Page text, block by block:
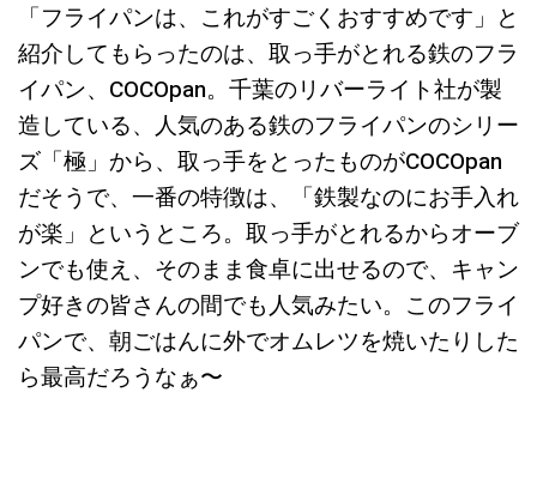
「フライパンは、これがすごくおすすめです」と
紹介してもらったのは、取っ手がとれる鉄のフラ
イパン、COCOpan。千葉のリバーライト社が製
造している、人気のある鉄のフライパンのシリー
ズ「極」から、取っ手をとったものがCOCOpan
だそうで、一番の特徴は、「鉄製なのにお手入れ
が楽」というところ。取っ手がとれるからオーブ
ンでも使え、そのまま食卓に出せるので、キャン
プ好きの皆さんの間でも人気みたい。このフライ
パンで、朝ごはんに外でオムレツを焼いたりした
ら最高だろうなぁ〜